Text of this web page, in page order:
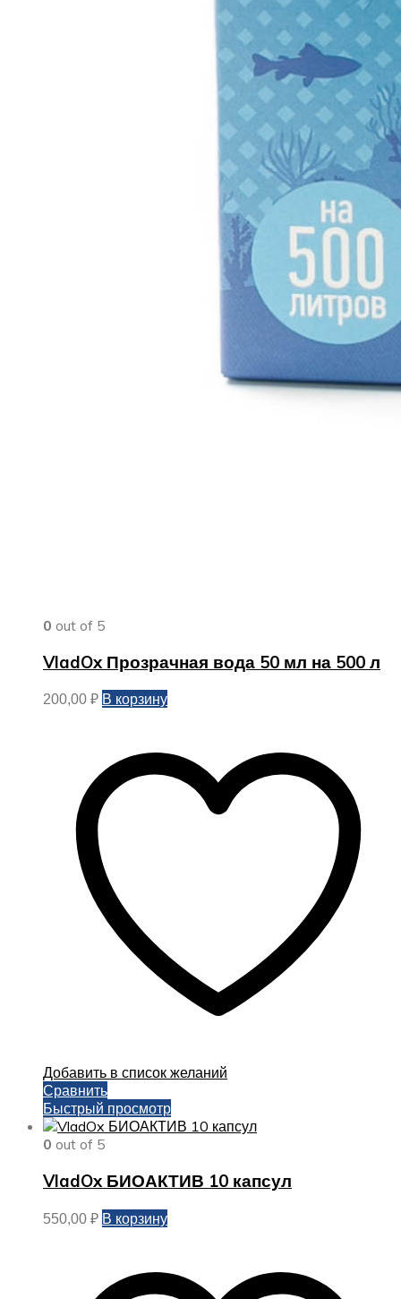
0 out of 5
VladOx Прозрачная вода 50 мл на 500 л
200,00 ₽ В корзину
Добавить в список желаний
Сравнить
Быстрый просмотр
0 out of 5
VladOx БИОАКТИВ 10 капсул
550,00 ₽ В корзину